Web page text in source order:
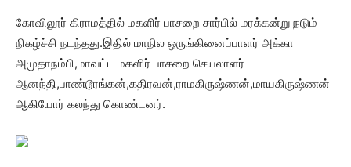
கோவிலூர் கிராமத்தில் மகளிர் பாசறை சார்பில் மரக்கன்று நடும்
நிகழ்ச்சி நடந்தது.இதில் மாநில ஒருங்கினைப்பாளர் அக்கா
அமுதாநம்பி,மாவட்ட மகளிர் பாசறை செயலாளர்
ஆனந்தி,பாண்டூரங்கன்,கதிரவன்,ராமகிருஷ்ணன்,மாயகிருஷ்ணன்
ஆகியோர் கலந்து கொண்டனர்.